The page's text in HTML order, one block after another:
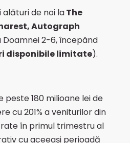
alături de noi laThe
Autograph
Doamnei 2-6, începând
disponibilelimitate).
peste 180 milioane lei de
cu 201% a veniturilor din
în primul trimestru al
cu aceeași perioadă